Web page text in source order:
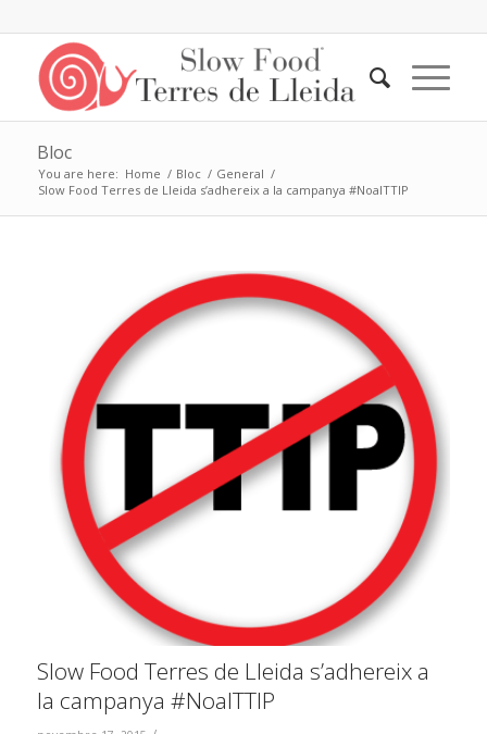
Bloc
You are here: Home / Bloc / General /
Slow Food Terres de Lleida s’adhereix a la campanya #NoalTTIP
Slow Food Terres de Lleida s’adhereix a
la campanya #NoalTTIP